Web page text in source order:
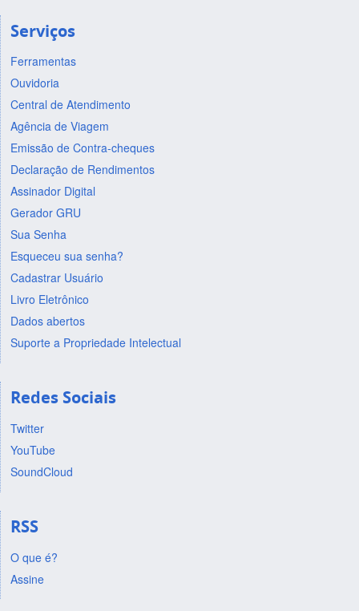
Serviços
Ferramentas
Ouvidoria
Central de Atendimento
Agência de Viagem
Emissão de Contra-cheques
Declaração de Rendimentos
Assinador Digital
Gerador GRU
Sua Senha
Esqueceu sua senha?
Cadastrar Usuário
Livro Eletrônico
Dados abertos
Suporte a Propriedade Intelectual
Redes Sociais
Twitter
YouTube
SoundCloud
RSS
O que é?
Assine